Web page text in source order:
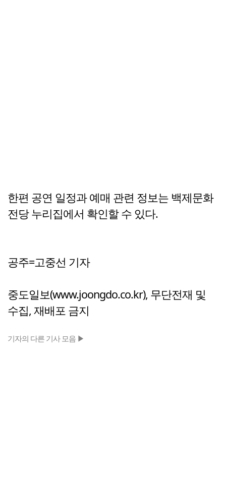
한편 공연 일정과 예매 관련 정보는 백제문화
전당 누리집에서 확인할 수 있다.
공주=고중선 기자
중도일보(www.joongdo.co.kr), 무단전재 및
수집, 재배포 금지
기자의 다른 기사 모음 ▶